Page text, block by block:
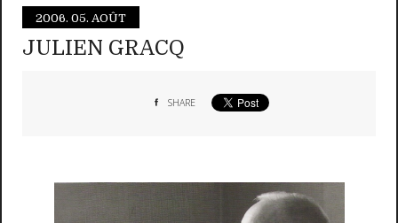
2006. 05. AOÛT
JULIEN GRACQ
SHARE